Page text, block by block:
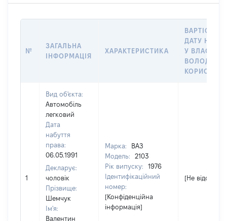
№
ЗАГАЛЬНА
ІНФОРМАЦІЯ
ХАРАКТЕРИСТИКА
ВАРТІСТЬ
ДАТУ
У
1
Вид об'єкта:
Автомобіль
легковий
Дата
набуття
права:
06.05.1991
Декларує:
чоловік
Прізвище:
Шемчук
Ім'я:
Валентин
Марка:
ВАЗ
Модель:
2103
Рік випуску:
1976
Ідентифікаційний
номер:
[Конфіденційна
інформація]
[Не відомо]